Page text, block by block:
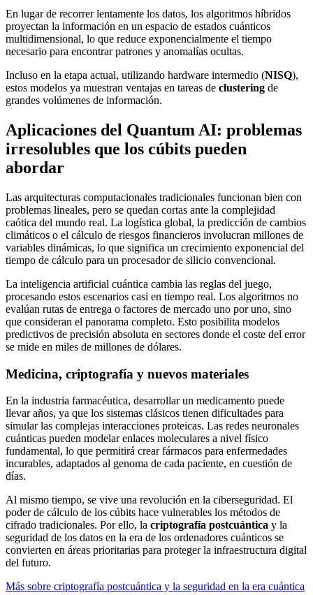
En lugar de recorrer lentamente los datos, los algoritmos híbridos
proyectan la información en un espacio de estados cuánticos
multidimensional, lo que reduce exponencialmente el tiempo
necesario para encontrar patrones y anomalías ocultas.
Incluso en la etapa actual, utilizando hardware intermedio (NISQ),
estos modelos ya muestran ventajas en tareas de clustering de
grandes volúmenes de información.
Aplicaciones del Quantum AI: problemas
irresolubles que los cúbits pueden
abordar
Las arquitecturas computacionales tradicionales funcionan bien con
problemas lineales, pero se quedan cortas ante la complejidad
caótica del mundo real. La logística global, la predicción de cambios
climáticos o el cálculo de riesgos financieros involucran millones de
variables dinámicas, lo que significa un crecimiento exponencial del
tiempo de cálculo para un procesador de silicio convencional.
La inteligencia artificial cuántica cambia las reglas del juego,
procesando estos escenarios casi en tiempo real. Los algoritmos no
evalúan rutas de entrega o factores de mercado uno por uno, sino
que consideran el panorama completo. Esto posibilita modelos
predictivos de precisión absoluta en sectores donde el coste del error
se mide en miles de millones de dólares.
Medicina, criptografía y nuevos materiales
En la industria farmacéutica, desarrollar un medicamento puede
llevar años, ya que los sistemas clásicos tienen dificultades para
simular las complejas interacciones proteicas. Las redes neuronales
cuánticas pueden modelar enlaces moleculares a nivel físico
fundamental, lo que permitirá crear fármacos para enfermedades
incurables, adaptados al genoma de cada paciente, en cuestión de
días.
Al mismo tiempo, se vive una revolución en la ciberseguridad. El
poder de cálculo de los cúbits hace vulnerables los métodos de
cifrado tradicionales. Por ello, la criptografía postcuántica y la
seguridad de los datos en la era de los ordenadores cuánticos se
convierten en áreas prioritarias para proteger la infraestructura digital
del futuro.
Más sobre criptografía postcuántica y la seguridad en la era cuántica